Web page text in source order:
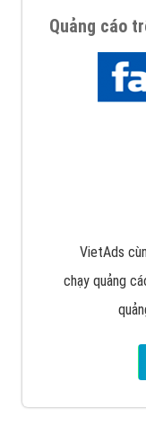
Quảng cáo
VietAds
chạy quảng